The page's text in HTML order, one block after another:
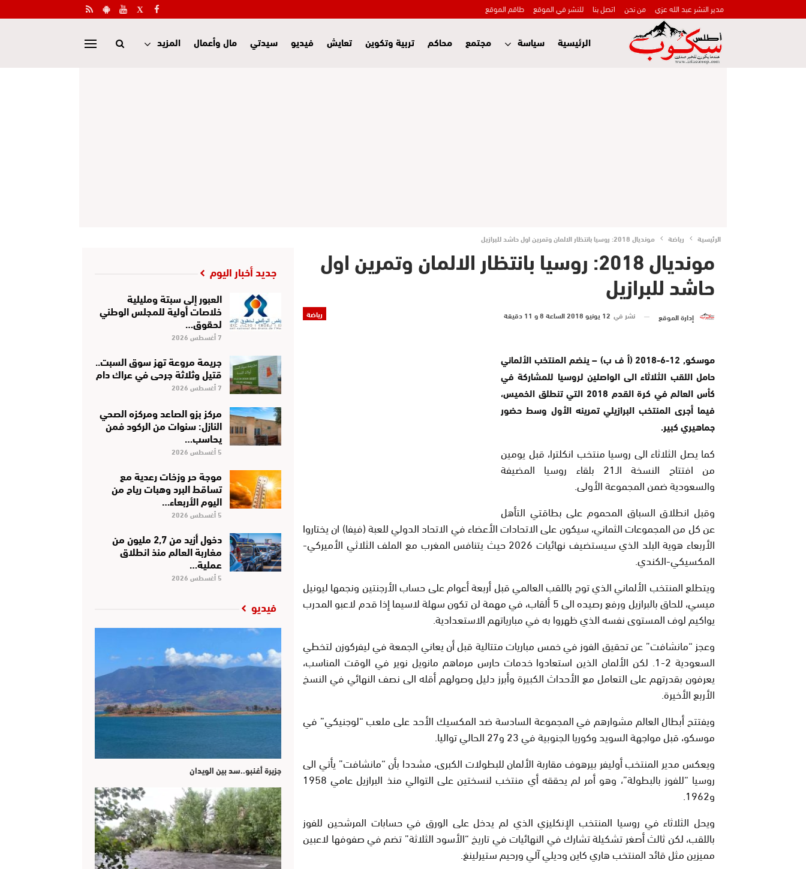
مدير النشر عبد الله عزي من نحن اتصل بنا للنشر في الموقع طاقم الموقع
الرئيسية سياسة مجتمع محاكم تربية وتكوين تعايش فيديو سيدتي مال وأعمال المزيد
الرئيسية رياضة مونديال 2018: روسيا بانتظار الالمان وتمرين اول حاشد للبرازيل
مونديال 2018: روسيا بانتظار الالمان وتمرين اول
حاشد للبرازيل
رياضة إدارة الموقع نشر في 12 يونيو 2018 الساعة 8 و 11 دقيقة
موسكو, 12-6-2018 (أ ف ب) – ينضم المنتخب الألماني
حامل اللقب الثلاثاء الى الواصلين لروسيا للمشاركة في
كأس العالم في كرة القدم 2018 التي تنطلق الخميس،
فيما أجرى المنتخب البرازيلي تمرينه الأول وسط حضور
جماهيري كبير.
كما يصل الثلاثاء الى روسيا منتخب انكلترا، قبل يومين
من افتتاح النسخة الـ21 بلقاء روسيا المضيفة
والسعودية ضمن المجموعة الأولى.
وقبل انطلاق السباق المحموم على بطاقتي التأهل
عن كل من المجموعات الثماني، سيكون على الاتحادات الأعضاء في الاتحاد الدولي للعبة (فيفا) ان يختاروا
الأربعاء هوية البلد الذي سيستضيف نهائيات 2026 حيث يتنافس المغرب مع الملف الثلاثي الأميركي-
المكسيكي-الكندي.
ويتطلع المنتخب الألماني الذي توج باللقب العالمي قبل أربعة أعوام على حساب الأرجنتين ونجمها ليونيل
ميسي، للحاق بالبرازيل ورفع رصيده الى 5 ألقاب، في مهمة لن تكون سهلة لاسيما إذا قدم لاعبو المدرب
يواكيم لوف المستوى نفسه الذي ظهروا به في مبارياتهم الاستعدادية.
وعجز “مانشافت” عن تحقيق الفوز في خمس مباريات متتالية قبل أن يعاني الجمعة في ليفركوزن لتخطي
السعودية 2-1. لكن الألمان الذين استعادوا خدمات حارس مرماهم مانويل نوير في الوقت المناسب،
يعرفون بقدرتهم على التعامل مع الأحداث الكبيرة وأبرز دليل وصولهم أقله الى نصف النهائي في النسخ
الأربع الأخيرة.
ويفتتح أبطال العالم مشوارهم في المجموعة السادسة ضد المكسيك الأحد على ملعب “لوجنيكي” في
موسكو، قبل مواجهة السويد وكوريا الجنوبية في 23 و27 الحالي تواليا.
ويعكس مدير المنتخب أوليفر بيرهوف مقاربة الألمان للبطولات الكبرى، مشددا بأن “مانشافت” يأتي الى
روسيا “للفوز بالبطولة”، وهو أمر لم يحققه أي منتخب لنسختين على التوالي منذ البرازيل عامي 1958
و1962.
ويحل الثلاثاء في روسيا المنتخب الإنكليزي الذي لم يدخل على الورق في حسابات المرشحين للفوز
باللقب، لكن ثالث أصغر تشكيلة تشارك في النهائيات في تاريخ “الأسود الثلاثة” تضم في صفوفها لاعبين
مميزين مثل قائد المنتخب هاري كاين وديلي آلي ورحيم ستيرلينغ.
جديد أخبار اليوم
العبور إلى سبتة ومليلية
خلاصات أولية للمجلس الوطني
لحقوق…
7 أغسطس 2026
جريمة مروعة تهز سوق السبت..
قتيل وثلاثة جرحى في عراك دام
7 أغسطس 2026
مركز بزو الصاعد ومركزه الصحي
النازل: سنوات من الركود فمن
يحاسب…
5 أغسطس 2026
موجة حر وزخات رعدية مع
تساقط البرد وهبات رياح من
اليوم الأربعاء…
5 أغسطس 2026
دخول أزيد من 2,7 مليون من
مغاربة العالم منذ انطلاق
عملية…
5 أغسطس 2026
فيديو
جزيرة أغنبو..سد بين الويدان